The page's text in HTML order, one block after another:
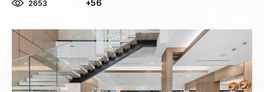
2653 +56